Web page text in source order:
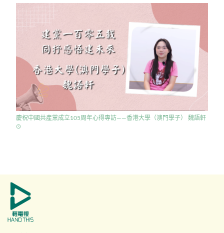
慶祝中國共產黨成立105周年心得專訪——香港大學（澳門學子） 魏語軒
access_time